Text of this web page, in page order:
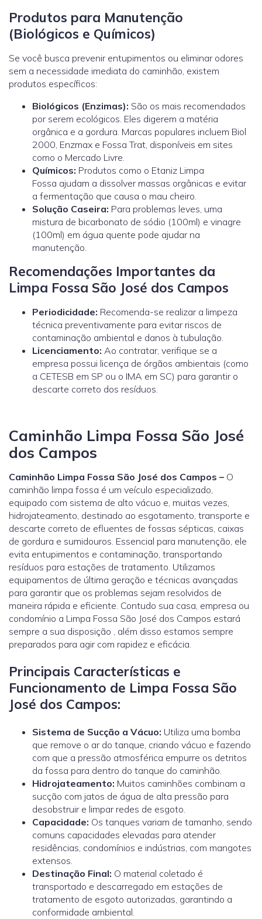
Produtos para Manutenção
(Biológicos e Químicos)
Se você busca prevenir entupimentos ou eliminar odores
sem a necessidade imediata do caminhão, existem
produtos específicos:
Biológicos (Enzimas): São os mais recomendados
por serem ecológicos. Eles digerem a matéria
orgânica e a gordura. Marcas populares incluem Biol
2000, Enzmax e Fossa Trat, disponíveis em sites
como o Mercado Livre.
Químicos: Produtos como o Etaniz Limpa
Fossa ajudam a dissolver massas orgânicas e evitar
a fermentação que causa o mau cheiro.
Solução Caseira: Para problemas leves, uma
mistura de bicarbonato de sódio (100ml) e vinagre
(100ml) em água quente pode ajudar na
manutenção.
Recomendações Importantes da
Limpa Fossa São José dos Campos
Periodicidade: Recomenda-se realizar a limpeza
técnica preventivamente para evitar riscos de
contaminação ambiental e danos à tubulação.
Licenciamento: Ao contratar, verifique se a
empresa possui licença de órgãos ambientais (como
a CETESB em SP ou o IMA em SC) para garantir o
descarte correto dos resíduos.
Caminhão Limpa Fossa São José
dos Campos
Caminhão Limpa Fossa São José dos Campos – O
caminhão limpa fossa é um veículo especializado,
equipado com sistema de alto vácuo e, muitas vezes,
hidrojateamento, destinado ao esgotamento, transporte e
descarte correto de efluentes de fossas sépticas, caixas
de gordura e sumidouros. Essencial para manutenção, ele
evita entupimentos e contaminação, transportando
resíduos para estações de tratamento. Utilizamos
equipamentos de última geração e técnicas avançadas
para garantir que os problemas sejam resolvidos de
maneira rápida e eficiente. Contudo sua casa, empresa ou
condomínio a Limpa Fossa São José dos Campos estará
sempre a sua disposição , além disso estamos sempre
preparados para agir com rapidez e eficácia.
Principais Características e
Funcionamento de Limpa Fossa São
José dos Campos:
Sistema de Sucção a Vácuo: Utiliza uma bomba
que remove o ar do tanque, criando vácuo e fazendo
com que a pressão atmosférica empurre os detritos
da fossa para dentro do tanque do caminhão.
Hidrojateamento: Muitos caminhões combinam a
sucção com jatos de água de alta pressão para
desobstruir e limpar redes de esgoto.
Capacidade: Os tanques variam de tamanho, sendo
comuns capacidades elevadas para atender
residências, condomínios e indústrias, com mangotes
extensos.
Destinação Final: O material coletado é
transportado e descarregado em estações de
tratamento de esgoto autorizadas, garantindo a
conformidade ambiental.